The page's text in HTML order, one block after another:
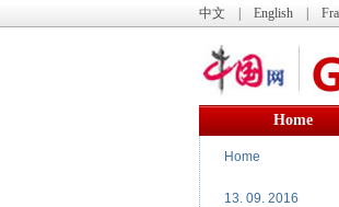
中文 English
Home
Home
13. 09. 2016